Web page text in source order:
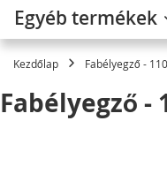
Egyéb termékek
Kezdőlap Fabélyegző -
Fabélyegző -